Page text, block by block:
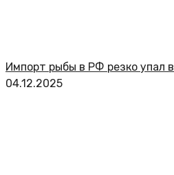
Импорт рыбы в РФ резко упал
04.12.2025